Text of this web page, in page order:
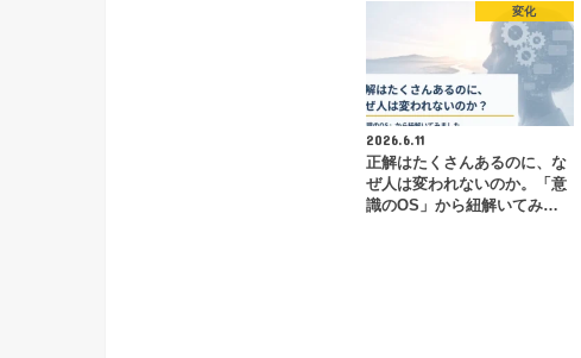
変化
2026.6.11
正解はたくさんあるのに、な
ぜ人は変われないのか。「意
識のOS」から紐解いてみ…